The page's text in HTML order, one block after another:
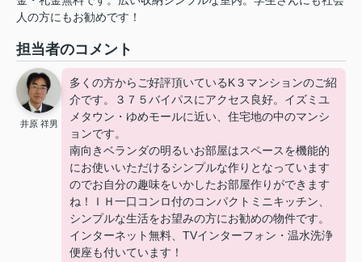
人の方にもお勧めです！
担当者のコメント
井原 祥男
多くの方からご好評頂いているK３マンションのご紹
介です。３７５バイパスにアクセス良好。イズミユ
メタウン・ゆめモールに近い、住宅地の中のマンシ
ョンです。
南向きベランダの明るいお部屋はスペースを機能的
にお使いいただけるシンプルな作りとなっています
のでお自分の趣味をいかしたお部屋作りができます
ね！ＩＨ一口コンロ付のコンパクトミニキッチン、
シンプルな生活をお望みの方にお勧めの物件です。
インターネット無料、TVインターフォン・温水洗浄
便座も付いています！